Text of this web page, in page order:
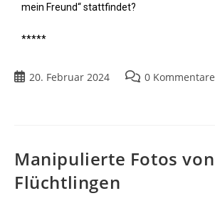
mein Freund“ stattfindet?
*****
20. Februar 2024 0 Kommentare
Manipulierte Fotos von
Flüchtlingen